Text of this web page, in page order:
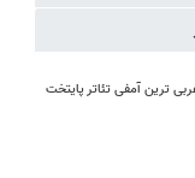
ترین آمفی تئاتر پایتخت